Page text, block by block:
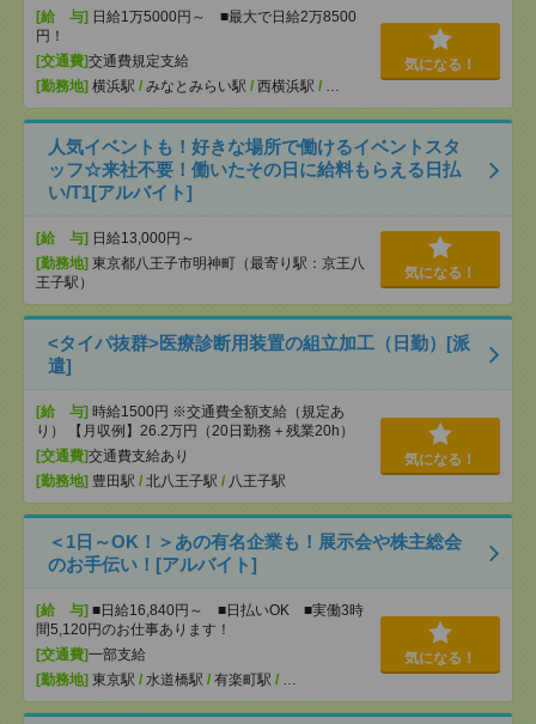
[給 与] 日給1万5000円～ ■最大で日給2万8500
円！
[交通費]交通費規定支給
[勤務地] 横浜駅 / みなとみらい駅 / 西横浜駅 / …
気になる！
人気イベントも！好きな場所で働けるイベントスタ
ッフ☆来社不要！働いたその日に給料もらえる日払
い/T1[アルバイト]
[給 与] 日給13,000円～
[勤務地] 東京都八王子市明神町（最寄り駅：京王八
王子駅）
気になる！
<タイパ抜群>医療診断用装置の組立加工（日勤）[派
遣]
[給 与] 時給1500円 ※交通費全額支給（規定あ
り） 【月収例】26.2万円（20日勤務＋残業20h）
[交通費]交通費支給あり
[勤務地] 豊田駅 / 北八王子駅 / 八王子駅
気になる！
＜1日～OK！＞あの有名企業も！展示会や株主総会
のお手伝い！[アルバイト]
[給 与] ■日給16,840円～ ■日払いOK ■実働3時
間5,120円のお仕事あります！
[交通費]一部支給
[勤務地] 東京駅 / 水道橋駅 / 有楽町駅 / …
気になる！